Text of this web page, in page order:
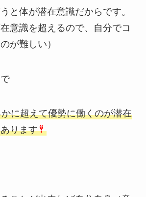
と体が潜在意識だからです。
在意識を超えるので、自分でコ
が難しい）
に超えて優勢に働くのが潜在
ります